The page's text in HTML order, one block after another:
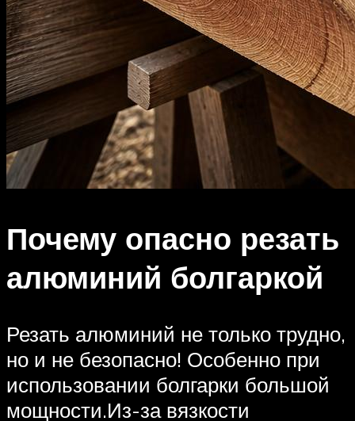
Почему опасно резать
алюминий болгаркой
Резать алюминий не только трудно,
но и не безопасно! Особенно при
использовании болгарки большой
мощности.Из-за вязкости